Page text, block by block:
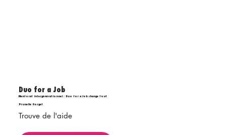
Duo for a Job
Mentorat intergénérationnel : Duo for a Job change tout
Prunelle Gorget
Trouve de l'aide